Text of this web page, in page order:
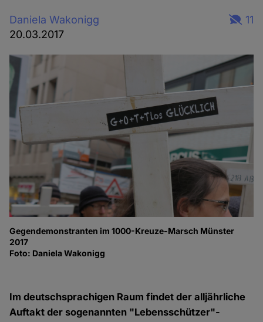
Daniela Wakonigg
20.03.2017
11
Gegendemonstranten im 1000-Kreuze-Marsch Münster
2017
Foto: Daniela Wakonigg
Im deutschsprachigen Raum findet der alljährliche
Auftakt der sogenannten "Lebensschützer"-